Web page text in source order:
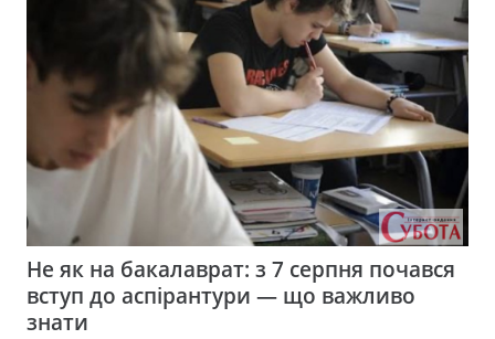
Не як на бакалаврат: з 7 серпня почався
вступ до аспірантури — що важливо
знати